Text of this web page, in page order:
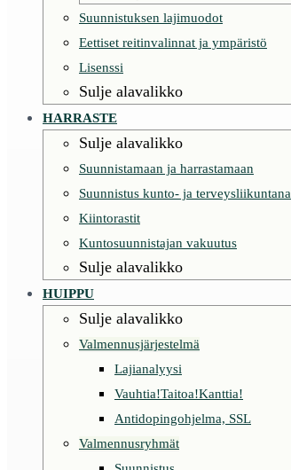
Suunnistuksen lajimuodot
Eettiset reitinvalinnat ja ympäristö
Lisenssi
Sulje alavalikko
HARRASTE
Sulje alavalikko
Suunnistamaan ja harrastamaan
Suunnistus kunto- ja terveysliikuntana
Kiintorastit
Kuntosuunnistajan vakuutus
Sulje alavalikko
HUIPPU
Sulje alavalikko
Valmennusjärjestelmä
Lajianalyysi
Vauhtia!Taitoa!Kanttia!
Antidopingohjelma, SSL
Valmennusryhmät